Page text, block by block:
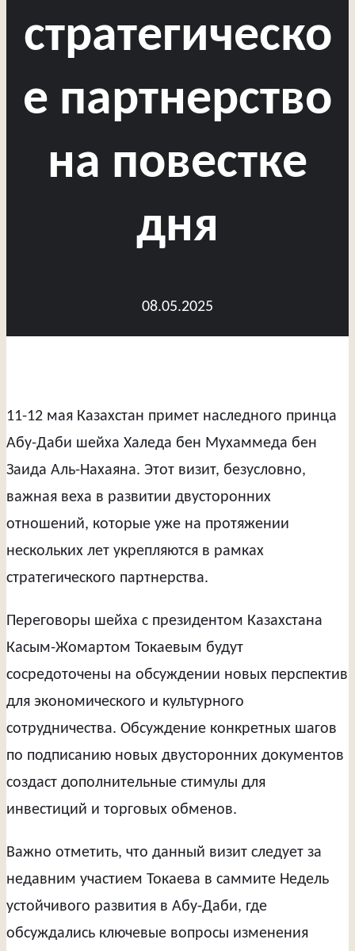
стратегическо
е партнерство
на повестке
дня
08.05.2025
11-12 мая Казахстан примет наследного принца
Абу-Даби шейха Халеда бен Мухаммеда бен
Заида Аль-Нахаяна. Этот визит, безусловно,
важная веха в развитии двусторонних
отношений, которые уже на протяжении
нескольких лет укрепляются в рамках
стратегического партнерства.
Переговоры шейха с президентом Казахстана
Касым-Жомартом Токаевым будут
сосредоточены на обсуждении новых перспектив
для экономического и культурного
сотрудничества. Обсуждение конкретных шагов
по подписанию новых двусторонних документов
создаст дополнительные стимулы для
инвестиций и торговых обменов.
Важно отметить, что данный визит следует за
недавним участием Токаева в саммите Недель
устойчивого развития в Абу-Даби, где
обсуждались ключевые вопросы изменения